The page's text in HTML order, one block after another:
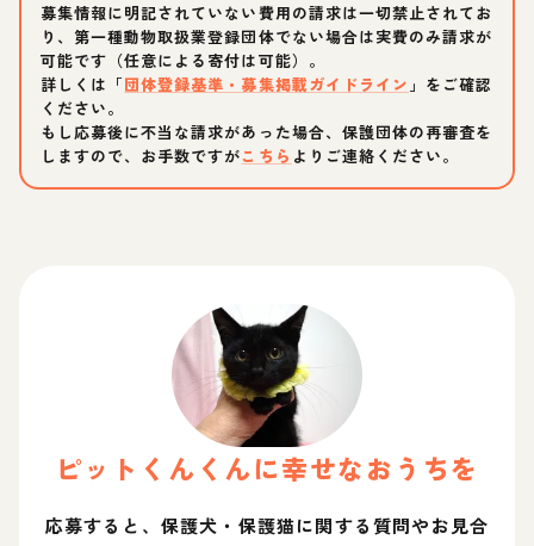
募集情報に明記されていない費用の請求は一切禁止されてお
り、第一種動物取扱業登録団体でない場合は実費のみ請求が
可能です（任意による寄付は可能）。
詳しくは「団体登録基準・募集掲載ガイドライン 」をご確認
ください。
もし応募後に不当な請求があった場合、保護団体の再審査を
しますので、お手数ですがこちら よりご連絡ください。
ピットくん くんに幸せなおうちを
応募すると、保護犬・保護猫に関する質問やお見合